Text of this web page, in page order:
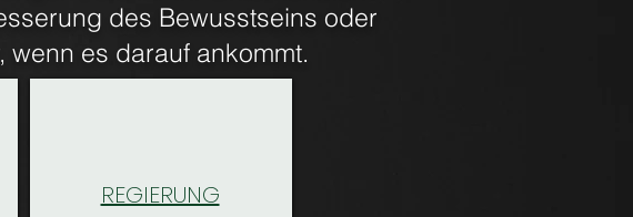
des Bewusstseins oder
es darauf ankommt.
REGIERUNG